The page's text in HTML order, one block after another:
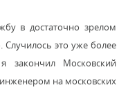
в достаточно зрелом
Случилось это уже более
закончил Московский
инженером на московских